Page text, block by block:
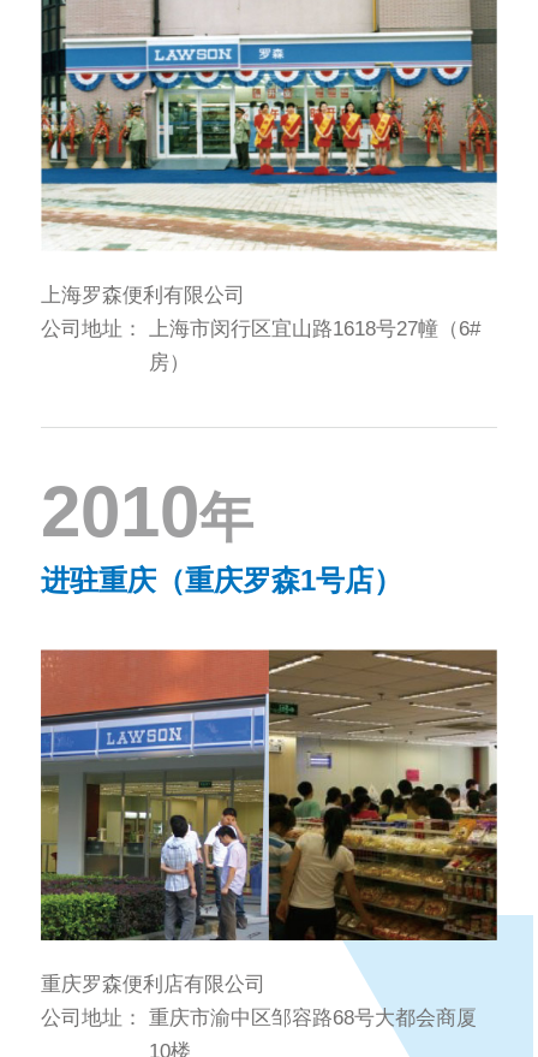
上海罗森便利有限公司
公司地址：
上海市闵行区宜山路1618号27幢（6#
房）
2010年
进驻重庆（重庆罗森1号店）
重庆罗森便利店有限公司
公司地址：
重庆市渝中区邹容路68号大都会商厦
10楼